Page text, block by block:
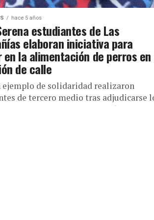
hace 5 años
estudiantes de Las
elaboran iniciativa para
en la alimentación de perros en
de calle
ejemplo de solidaridad realizaron
de tercero medio tras adjudicarse
entrega el SERNAC a través de su